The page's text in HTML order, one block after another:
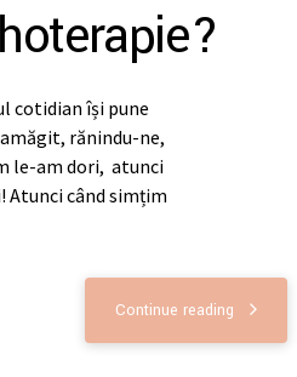
cotidian își pune
rănindu-ne,
le-am dori, atunci
Atunci când simțim
Continue reading